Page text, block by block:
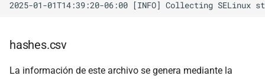
hashes.csv
La información de este archivo se genera mediante la